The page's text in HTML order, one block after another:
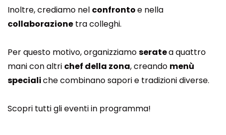
Inoltre, crediamo nel confrontoe nella
collaborazione tra colleghi.
Per questo motivo, organizziamoseratea quattro
mani con altri chef della zona, creando menù
specialiche combinano sapori e tradizioni diverse.
Scopri tutti gli eventi in programma!